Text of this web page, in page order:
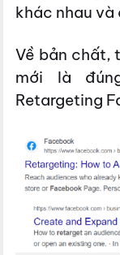
khác nhau và
Về bản chất,
mới là
Retargeting